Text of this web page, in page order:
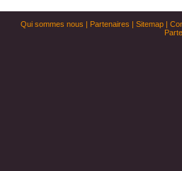
Qui sommes nous | Partenaires | Sitemap|